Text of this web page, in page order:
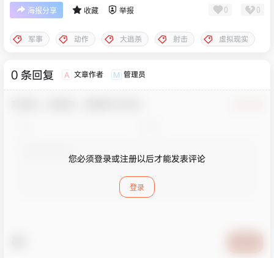
海报分享 收藏 举报 0 0
军事 动作 大逃杀 射击 虚拟现实
0 条回复 A 文章作者 M 管理员
您必须登录或注册以后才能发表评论
登录